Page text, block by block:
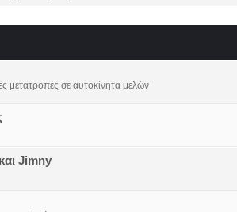
μετατροπές σε αυτοκίνητα μελών
Jimny